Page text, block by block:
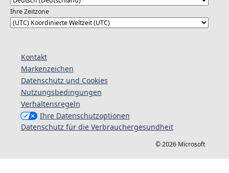
Ihre Zeitzone
Kontakt
Markenzeichen
Datenschutz und Cookies
Nutzungsbedingungen
Verhaltensregeln
Ihre Datenschutzoptionen
Datenschutz für die Verbrauchergesundheit
© 2026 Microsoft